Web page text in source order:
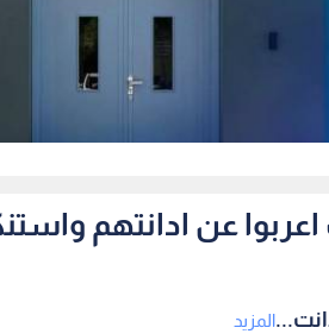
اعربوا عن ادانتهم
المزيد